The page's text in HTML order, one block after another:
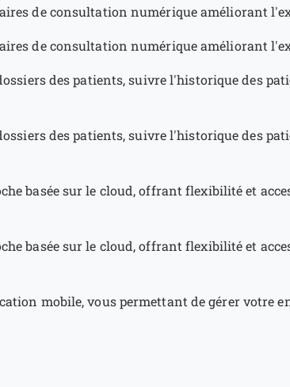
de consultation numérique améliorant
de consultation numérique améliorant
des patients, suivre l'historique des
des patients, suivre l'historique des
basée sur le cloud, offrant flexibilité et
basée sur le cloud, offrant flexibilité et
mobile, vous permettant de gérer votre